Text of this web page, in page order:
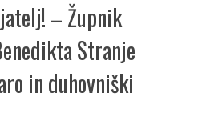
– Župnik
Stranje
in duhovniški